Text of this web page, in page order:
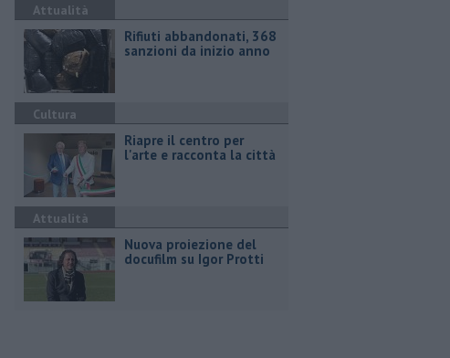
Attualità
Rifiuti abbandonati, 368
sanzioni da inizio anno
Cultura
Riapre il centro per
l'arte e racconta la città
Attualità
Nuova proiezione del
docufilm su Igor Protti